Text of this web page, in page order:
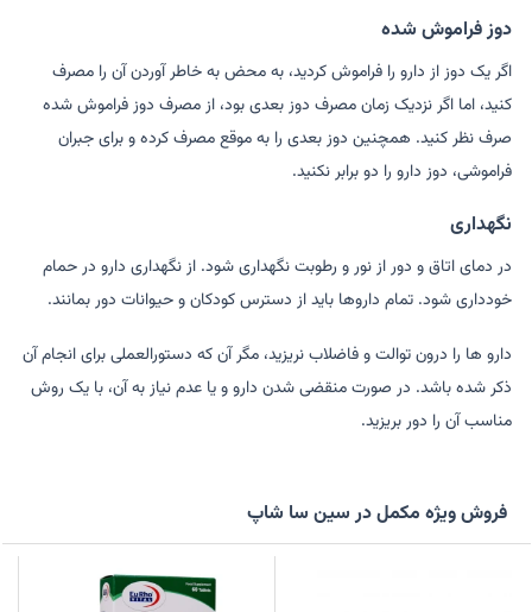
دوز فراموش شده
اگر یک دوز از دارو را فراموش کردید، به محض به خاطر آوردن آن را مصرف
کنید، اما اگر نزدیک زمان مصرف دوز بعدی بود، از مصرف دوز فراموش شده
صرف نظر کنید. همچنین دوز بعدی را به موقع مصرف کرده و برای جبران
فراموشی، دوز دارو را دو برابر نکنید.
نگهداری
در دمای اتاق و دور از نور و رطوبت نگهداری شود. از نگهداری دارو در حمام
خودداری شود. تمام داروها باید از دسترس کودکان و حیوانات دور بمانند.
دارو ها را درون توالت و فاضلاب نریزید، مگر آن که دستورالعملی برای انجام آن
ذکر شده باشد. در صورت منقضی شدن دارو و یا عدم نیاز به آن، با یک روش
مناسب آن را دور بریزید.
فروش ویژه مکمل در سین سا شاپ